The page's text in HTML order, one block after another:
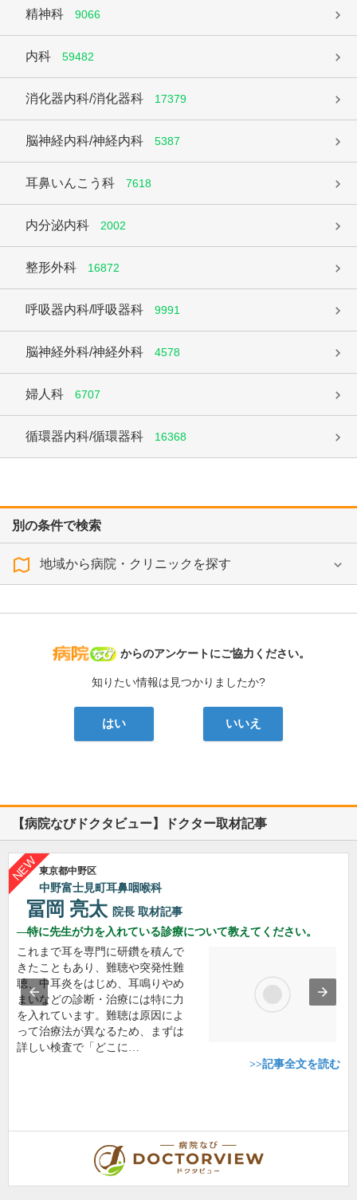
精神科 9066
内科 59482
消化器内科/消化器科 17379
脳神経内科/神経内科 5387
耳鼻いんこう科 7618
内分泌内科 2002
整形外科 16872
呼吸器内科/呼吸器科 9991
脳神経外科/神経外科 4578
婦人科 6707
循環器内科/循環器科 16368
別の条件で検索
地域から病院・クリニックを探す
病院なび
からのアンケートにご協力ください。
知りたい情報は見つかりましたか?
はい いいえ
【病院なびドクタビュー】ドクター取材記事
東京都中野区
中野富士見町耳鼻咽喉科
冨岡 亮太 院長 取材記事
特に先生が力を入れている診療について教えてください。
これまで耳を専門に研鑽を積んで
きたこともあり、難聴や突発性難
聴、中耳炎をはじめ、耳鳴りやめ
まいなどの診断・治療には特に力
を入れています。難聴は原因によ
って治療法が異なるため、まずは
詳しい検査で「どこに…
>>記事全文を読む